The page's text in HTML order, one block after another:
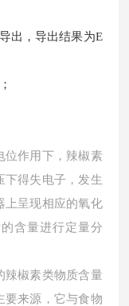
出，导出结果为E
位作用下，辣椒素
下得失电子，发生
上呈现相应的氧化
含量进行定量分
辣椒素类物质含量
要来源，它与食物